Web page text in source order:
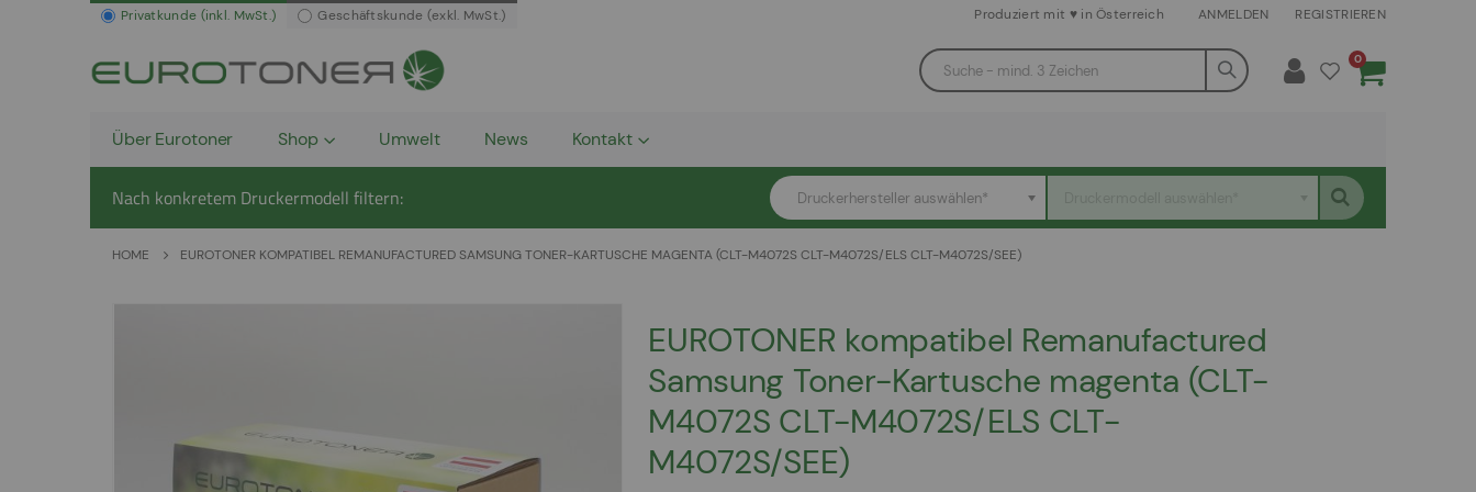
Privatkunde (inkl. MwSt.) Geschäftskunde (exkl. MwSt.) Produziert mit ♥ in Österreich ANMELDEN REGISTRIEREN
Warenkorb
0Artikel
Über Eurotoner Shop Umwelt News Kontakt
Nach konkretem Druckermodell filtern: Druckerhersteller auswählen*
HOME EUROTONER KOMPATIBEL REMANUFACTURED SAMSUNG TONER-KARTUSCHE MAGENTA (CLT-M4072S CLT-M4072S/ELS CLT-M4072S/SEE)
EUROTONER kompatibel Remanufactured
Samsung Toner-Kartusche magenta (CLT-
M4072S CLT-M4072S/ELS CLT-
M4072S/SEE)